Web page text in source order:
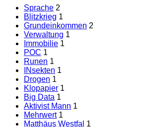
Sprache 2
Blitzkrieg 1
Grundeinkommen 2
Verwaltung 1
Immobilie 1
POC 1
Runen 1
INsekten 1
Drogen 1
Klopapier 1
Big Data 1
Aktivist Mann 1
Mehrwert 1
Matthäus Westfal 1